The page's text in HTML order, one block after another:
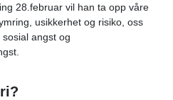
28.februar vil han ta opp våre
usikkerhet og risiko, oss
angst og